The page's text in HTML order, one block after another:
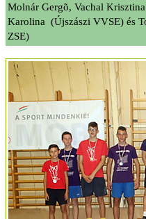
Molnár Gergõ, Vachal
Karolina (Újszászi VVSE) és
ZSE)